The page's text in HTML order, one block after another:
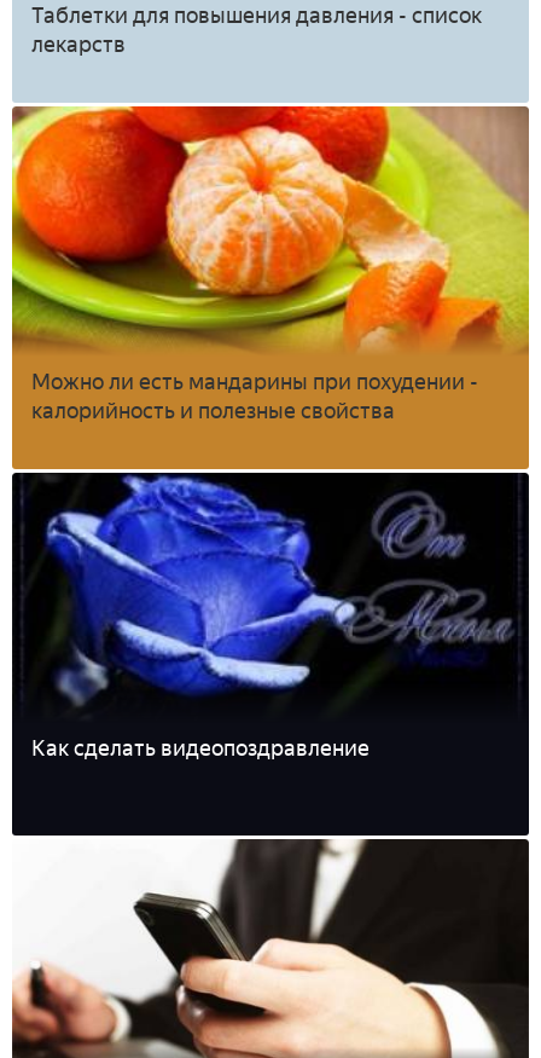
Таблетки для повышения давления - список
лекарств
Можно ли есть мандарины при похудении -
калорийность и полезные свойства
Как сделать видеопоздравление